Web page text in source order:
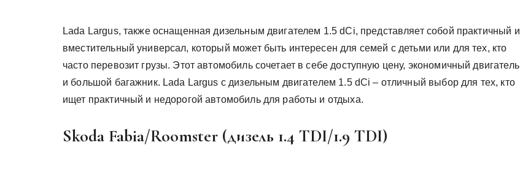
Lada Largus, также оснащенная дизельным двигателем 1.5 dCi, представляет собой практичный и
вместительный универсал, который может быть интересен для семей с детьми или для тех, кто
часто перевозит грузы. Этот автомобиль сочетает в себе доступную цену, экономичный двигатель
и большой багажник. Lada Largus с дизельным двигателем 1.5 dCi – отличный выбор для тех, кто
ищет практичный и недорогой автомобиль для работы и отдыха.
Skoda Fabia/Roomster (дизель 1.4 TDI/1.9 TDI)